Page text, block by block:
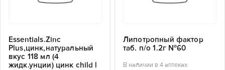
Essentials.Zinc
Plus,цинк,натуральный
вкус 118 мл (4
жидк.унции) цинк child l
Липотропный фактор
таб. п/о 1.2г №60
В наличии в 4 аптеках